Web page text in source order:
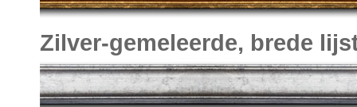
Zilver-gemeleerde, brede